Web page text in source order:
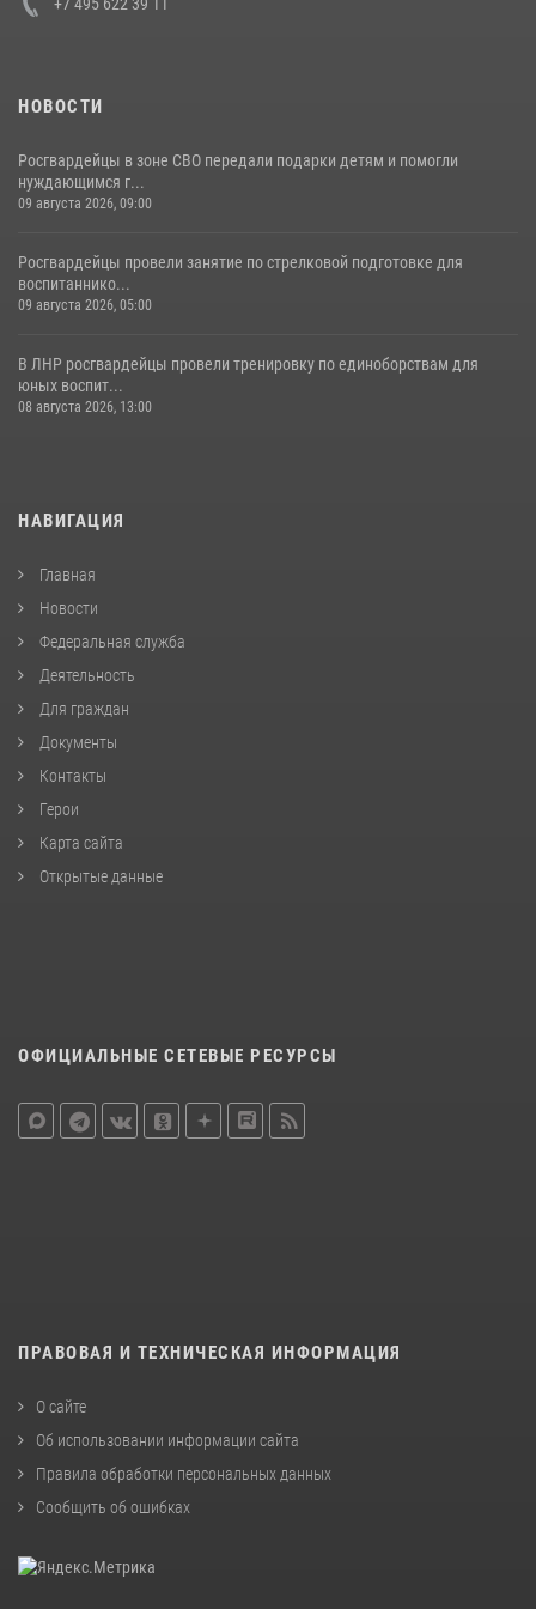
+7 495 622 39 11
НОВОСТИ
Росгвардейцы в зоне СВО передали подарки детям и помогли
нуждающимся г...
09 августа 2026, 09:00
Росгвардейцы провели занятие по стрелковой подготовке для
воспитаннико...
09 августа 2026, 05:00
В ЛНР росгвардейцы провели тренировку по единоборствам для
юных воспит...
08 августа 2026, 13:00
НАВИГАЦИЯ
Главная
Новости
Федеральная служба
Деятельность
Для граждан
Документы
Контакты
Герои
Карта сайта
Открытые данные
ОФИЦИАЛЬНЫЕ СЕТЕВЫЕ РЕСУРСЫ
ПРАВОВАЯ И ТЕХНИЧЕСКАЯ ИНФОРМАЦИЯ
О сайте
Об использовании информации сайта
Правила обработки персональных данных
Сообщить об ошибках